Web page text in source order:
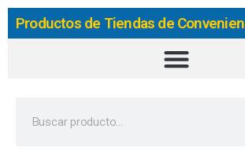
Productos de Tiendas de